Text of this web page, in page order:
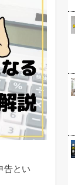
告とい